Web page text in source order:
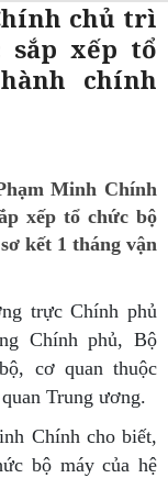
chủ trì
sắp xếp tổ
chính
Minh Chính
xếp tổ chức bộ
kết 1 tháng vận
trực Chính phủ
Chính phủ, Bộ
cơ quan thuộc
Trung ương.
Chính cho biết,
bộ máy của hệ